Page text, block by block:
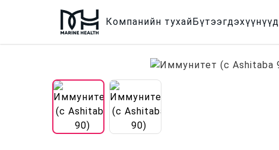
Компанийн тухайБүтээгдэхүүнүүд